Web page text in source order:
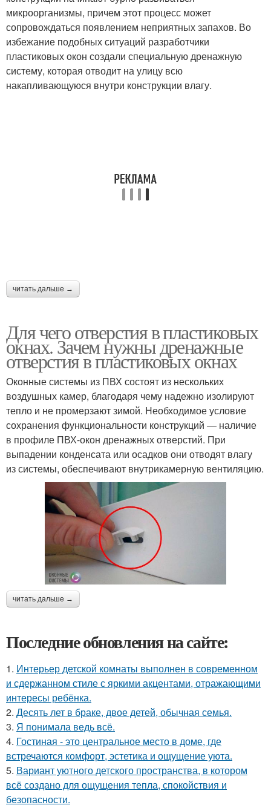
микроорганизмы, причем этот процесс может
сопровождаться появлением неприятных запахов. Во
избежание подобных ситуаций разработчики
пластиковых окон создали специальную дренажную
систему, которая отводит на улицу всю
накапливающуюся внутри конструкции влагу.
читать дальше →
Для чего отверстия в пластиковых
окнах. Зачем нужны дренажные
отверстия в пластиковых окнах
Оконные системы из ПВХ состоят из нескольких
воздушных камер, благодаря чему надежно изолируют
тепло и не промерзают зимой. Необходимое условие
сохранения функциональности конструкций — наличие
в профиле ПВХ-окон дренажных отверстий. При
выпадении конденсата или осадков они отводят влагу
из системы, обеспечивают внутрикамерную вентиляцию.
читать дальше →
Последние обновления на сайте:
1. Интерьер детской комнаты выполнен в современном
и сдержанном стиле с яркими акцентами, отражающими
интересы ребёнка.
2. Десять лет в браке, двое детей, обычная семья.
3. Я понимала ведь всё.
4. Гостиная - это центральное место в доме, где
встречаются комфорт, эстетика и ощущение уюта.
5. Вариант уютного детского пространства, в котором
всё создано для ощущения тепла, спокойствия и
безопасности.